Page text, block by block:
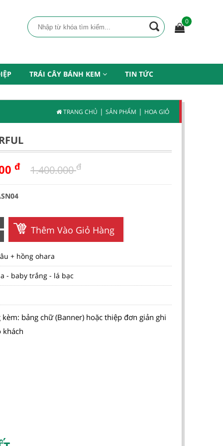
0
TRÁI CÂY BÁNH KEM TIN TỨC
TRANG CHỦ | SẢN PHẨM | HOA GIỎ
đ 1.400.000đ
Thêm Vào Giỏ Hàng
+ hồng ohara
- baby trắng - lá bạc
bảng chữ (Banner) hoặc thiệp đơn giản ghi
khách